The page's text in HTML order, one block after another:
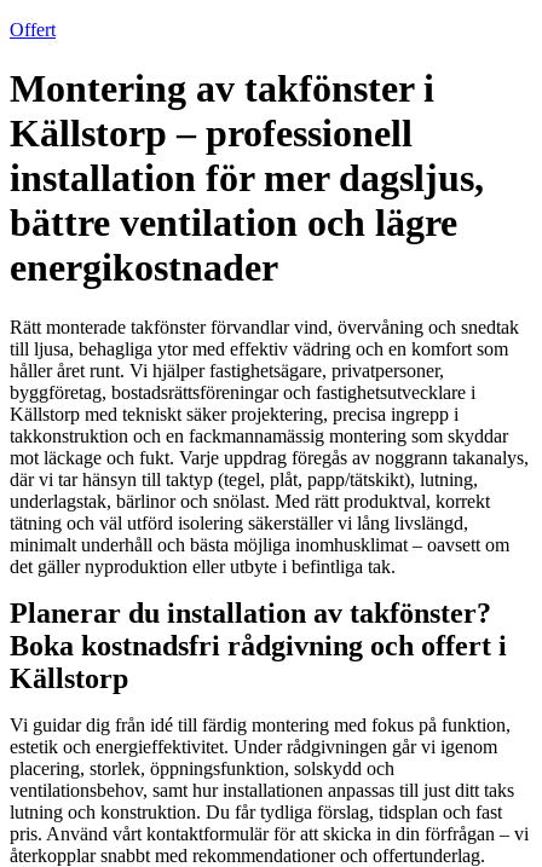
Offert
Montering av takfönster i
Källstorp – professionell
installation för mer dagsljus,
bättre ventilation och lägre
energikostnader
Rätt monterade takfönster förvandlar vind, övervåning och snedtak
till ljusa, behagliga ytor med effektiv vädring och en komfort som
håller året runt. Vi hjälper fastighetsägare, privatpersoner,
byggföretag, bostadsrättsföreningar och fastighetsutvecklare i
Källstorp med tekniskt säker projektering, precisa ingrepp i
takkonstruktion och en fackmannamässig montering som skyddar
mot läckage och fukt. Varje uppdrag föregås av noggrann takanalys,
där vi tar hänsyn till taktyp (tegel, plåt, papp/tätskikt), lutning,
underlagstak, bärlinor och snölast. Med rätt produktval, korrekt
tätning och väl utförd isolering säkerställer vi lång livslängd,
minimalt underhåll och bästa möjliga inomhusklimat – oavsett om
det gäller nyproduktion eller utbyte i befintliga tak.
Planerar du installation av takfönster?
Boka kostnadsfri rådgivning och offert i
Källstorp
Vi guidar dig från idé till färdig montering med fokus på funktion,
estetik och energieffektivitet. Under rådgivningen går vi igenom
placering, storlek, öppningsfunktion, solskydd och
ventilationsbehov, samt hur installationen anpassas till just ditt taks
lutning och konstruktion. Du får tydliga förslag, tidsplan och fast
pris. Använd vårt kontaktformulär för att skicka in din förfrågan – vi
återkopplar snabbt med rekommendationer och offertunderlag.